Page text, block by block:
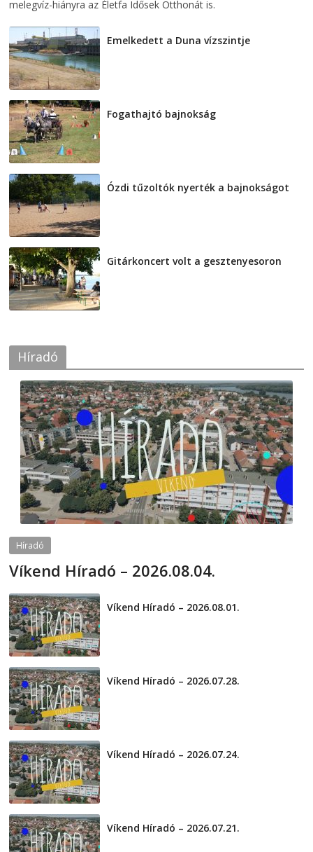
melegvíz-hiányra az Életfa Idősek Otthonát is.
Emelkedett a Duna vízszintje
Fogathajtó bajnokság
Ózdi tűzoltók nyerték a bajnokságot
Gitárkoncert volt a gesztenyesoron
Híradó
Híradó
Víkend Híradó – 2026.08.04.
Víkend Híradó – 2026.08.01.
Víkend Híradó – 2026.07.28.
Víkend Híradó – 2026.07.24.
Víkend Híradó – 2026.07.21.